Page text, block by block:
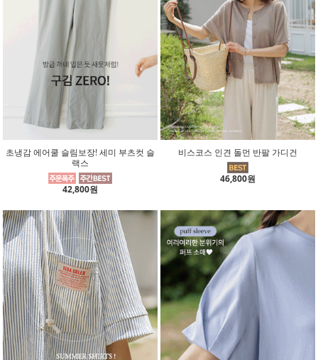
초냉감 에어쿨 슬림보장! 세미 부츠컷 슬
랙스
42,800원
비스코스 인견 돌먼 반팔 가디건
46,800원